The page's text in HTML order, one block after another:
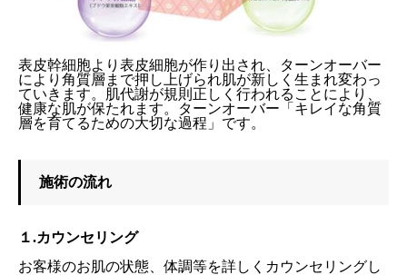
表皮幹細胞より表皮細胞が作り出され、ターンオーバー
により角質層まで押し上げられ肌が新しく生まれ変わっ
ていきます。肌代謝が規則正しく行われることにより、
健康な肌が保たれます。ターンオーバー「キレイな角質
層を育てるための大切な過程」です。
施術の流れ
１.カウンセリング
お客様のお肌の状態、体調等を詳しくカウンセリングし